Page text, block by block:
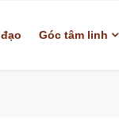
Góc tâm linh